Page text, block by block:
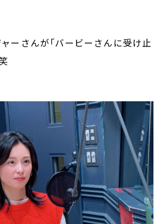
ャーさんが「バービーさんに受け止